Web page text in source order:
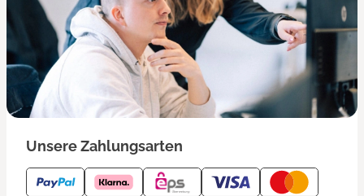
Unsere Zahlungsarten